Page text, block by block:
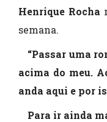
Henrique Rocha
semana.
“Passar uma
acima do meu.
anda aqui e por
Para ir ainda